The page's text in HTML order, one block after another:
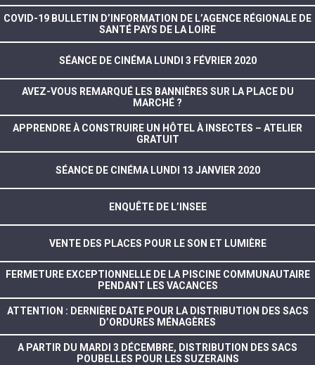
COVID-19 BULLETIN D’INFORMATION DE L’AGENCE RÉGIONALE DE
SANTÉ PAYS DE LA LOIRE
SÉANCE DE CINÉMA LUNDI 3 FÉVRIER 2020
AVEZ-VOUS REMARQUÉ LES BANNIÈRES SUR LA PLACE DU
MARCHÉ ?
APPRENDRE À CONSTRUIRE UN HÔTEL À INSECTES – ATELIER
GRATUIT
SÉANCE DE CINÉMA LUNDI 13 JANVIER 2020
ENQUÊTE DE L’INSEE
VENTE DES PLACES POUR LE SON ET LUMIÈRE
FERMETURE EXCEPTIONNELLE DE LA PISCINE COMMUNAUTAIRE
PENDANT LES VACANCES
ATTENTION : DERNIÈRE DATE POUR LA DISTRIBUTION DES SACS
D’ORDURES MÉNAGÈRES
A PARTIR DU MARDI 3 DÉCEMBRE, DISTRIBUTION DES SACS
POUBELLES POUR LES SUZERAINS